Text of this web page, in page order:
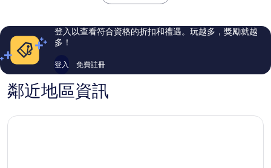
評
論
評
論
登入以查看符合資格的折扣和禮遇。玩越多，獎勵就越
多！
登入 免費註冊
鄰近地區資訊